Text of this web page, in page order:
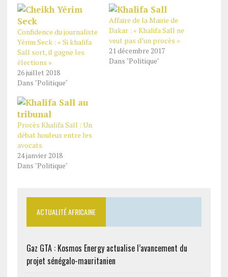
Confidence du journaliste
Yérim Seck : « Si khalifa
Sall sort, il gagne les
élections »
26 juillet 2018
Dans "Politique"
Affaire de la Mairie de
Dakar : « Khalifa Sall ne
veut pas d’un procès »
21 décembre 2017
Dans "Politique"
Procès Khalifa Sall : Un
débat houleux entre les
avocats
24 janvier 2018
Dans "Politique"
ACTUALITÉ AFRICAINE
Gaz GTA : Kosmos Energy actualise l’avancement du
projet sénégalo-mauritanien